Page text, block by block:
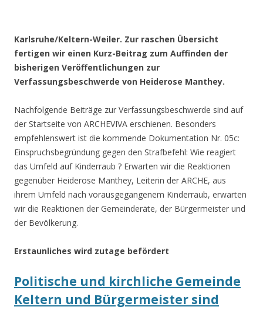
Karlsruhe/Keltern-Weiler. Zur raschen Übersicht
fertigen wir einen Kurz-Beitrag zum Auffinden der
bisherigen Veröffentlichungen zur
Verfassungsbeschwerde von Heiderose Manthey.
Nachfolgende Beiträge zur Verfassungsbeschwerde sind auf
der Startseite von ARCHEVIVA erschienen. Besonders
empfehlenswert ist die kommende Dokumentation Nr. 05c:
Einspruchsbegründung gegen den Strafbefehl: Wie reagiert
das Umfeld auf Kinderraub ? Erwarten wir die Reaktionen
gegenüber Heiderose Manthey, Leiterin der ARCHE, aus
ihrem Umfeld nach vorausgegangenem Kinderraub, erwarten
wir die Reaktionen der Gemeinderäte, der Bürgermeister und
der Bevölkerung.
Erstaunliches wird zutage befördert
Politische und kirchliche Gemeinde
Keltern und Bürgermeister sind